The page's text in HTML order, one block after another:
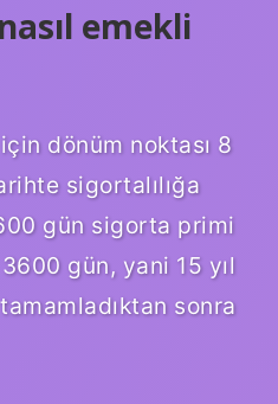
emekli
dönüm noktası 8
sigortalılığa
gün sigorta primi
gün, yani 15 yıl
sonra